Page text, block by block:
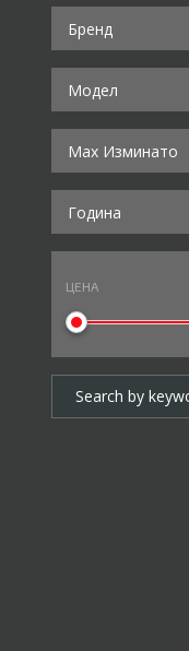
Бренд
Модел
Max Изминато
Година
ЦЕНА